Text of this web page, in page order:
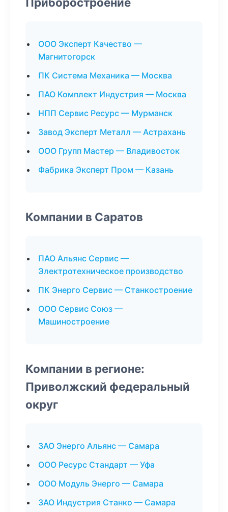
ООО Эксперт Качество —
Магнитогорск
ПК Система Механика — Москва
ПАО Комплект Индустрия — Москва
НПП Сервис Ресурс — Мурманск
Завод Эксперт Металл — Астрахань
ООО Групп Мастер — Владивосток
Фабрика Эксперт Пром — Казань
Компании в Саратов
ПАО Альянс Сервис —
Электротехническое производство
ПК Энерго Сервис — Станкостроение
ООО Сервис Союз —
Машиностроение
Компании в регионе:
Приволжский федеральный
округ
ЗАО Энерго Альянс — Самара
ООО Ресурс Стандарт — Уфа
ООО Модуль Энерго — Самара
ЗАО Индустрия Станко — Самара